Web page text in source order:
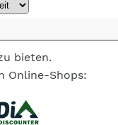
bieten.
Online-Shops: